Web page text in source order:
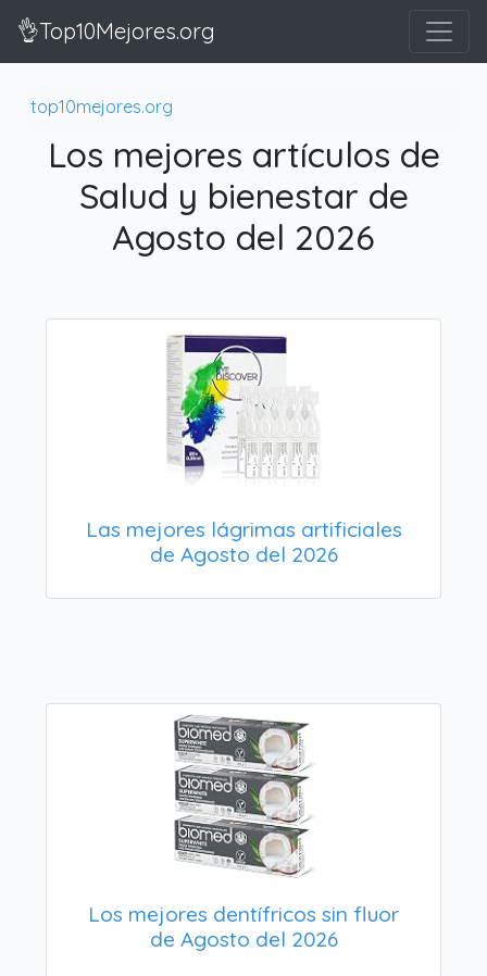
👌Top10Mejores.org
top10mejores.org
Los mejores artículos de
Salud y bienestar de
Agosto del 2026
Las mejores lágrimas artificiales
de Agosto del 2026
Los mejores dentífricos sin fluor
de Agosto del 2026